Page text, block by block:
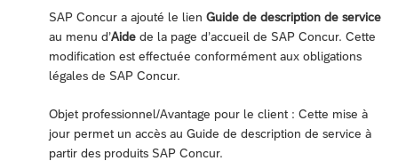
SAP Concur a ajouté le lien Guide de description de service
au menu d’Aide de la page d’accueil de SAP Concur. Cette
modification est effectuée conformément aux obligations
légales de SAP Concur.
Objet professionnel/Avantage pour le client : Cette mise à
jour permet un accès au Guide de description de service à
partir des produits SAP Concur.